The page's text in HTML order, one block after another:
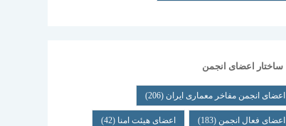
ساختار اعضای انجمن
اعضای انجمن مفاخر معماری ایران (206)
اعضای فعال انجمن (183) اعضای هیئت امنا (42)